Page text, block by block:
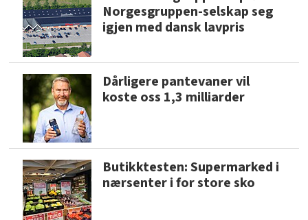
Norgesgruppen-selskap seg
igjen med dansk lavpris
Dårligere pantevaner vil
koste oss 1,3 milliarder
Butikktesten: Supermarked i
nærsenter i for store sko